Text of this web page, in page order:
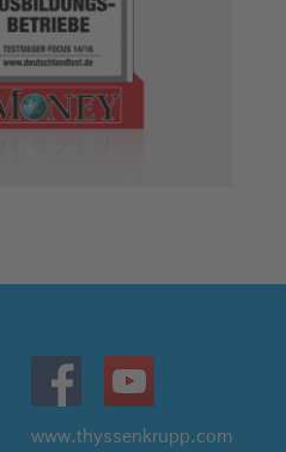
www.thyssenkrupp.com